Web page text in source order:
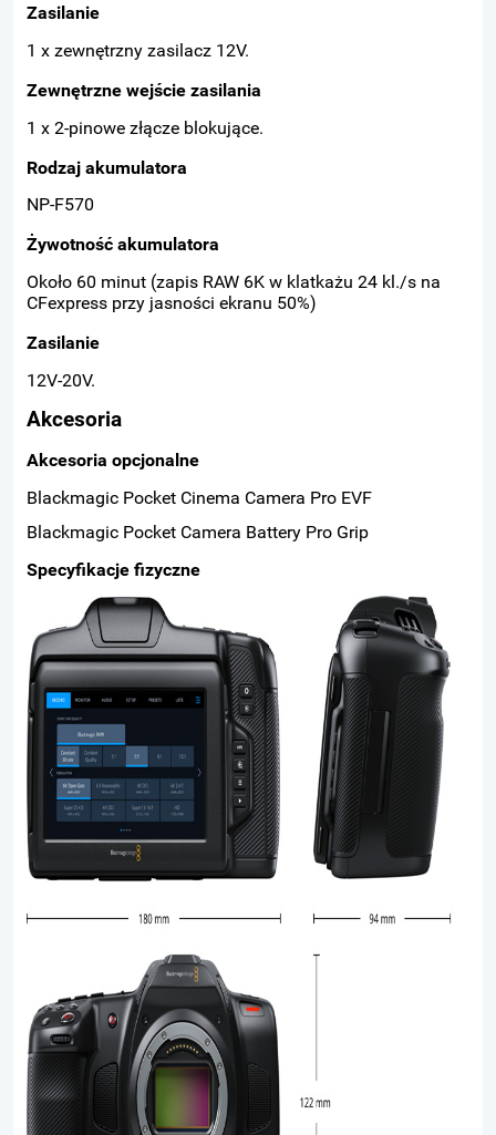
Zasilanie
1 x zewnętrzny zasilacz 12V.
Zewnętrzne wejście zasilania
1 x 2-pinowe złącze blokujące.
Rodzaj akumulatora
NP-F570
Żywotność akumulatora
Około 60 minut (zapis RAW 6K w klatkażu 24 kl./s na
CFexpress przy jasności ekranu 50%)
Zasilanie
12V-20V.
Akcesoria
Akcesoria opcjonalne
Blackmagic Pocket Cinema Camera Pro EVF
Blackmagic Pocket Camera Battery Pro Grip
Specyfikacje fizyczne